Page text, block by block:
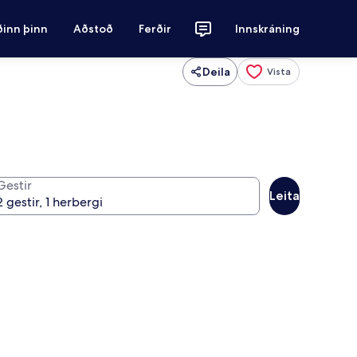
þinn Aðstoð Ferðir Innskráning
Deila Vista
Leita